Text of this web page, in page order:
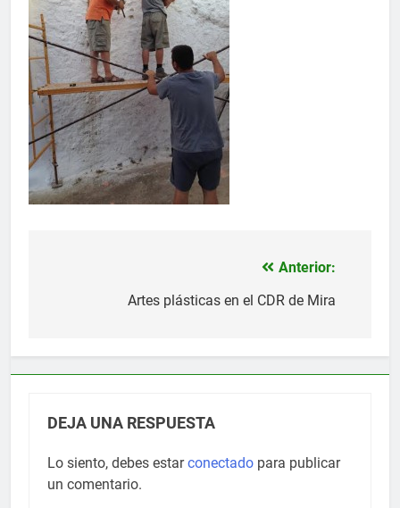
Anterior:
Artes plásticas en el CDR de Mira
DEJA UNA RESPUESTA
Lo siento, debes estarconectado para publicar
un comentario.